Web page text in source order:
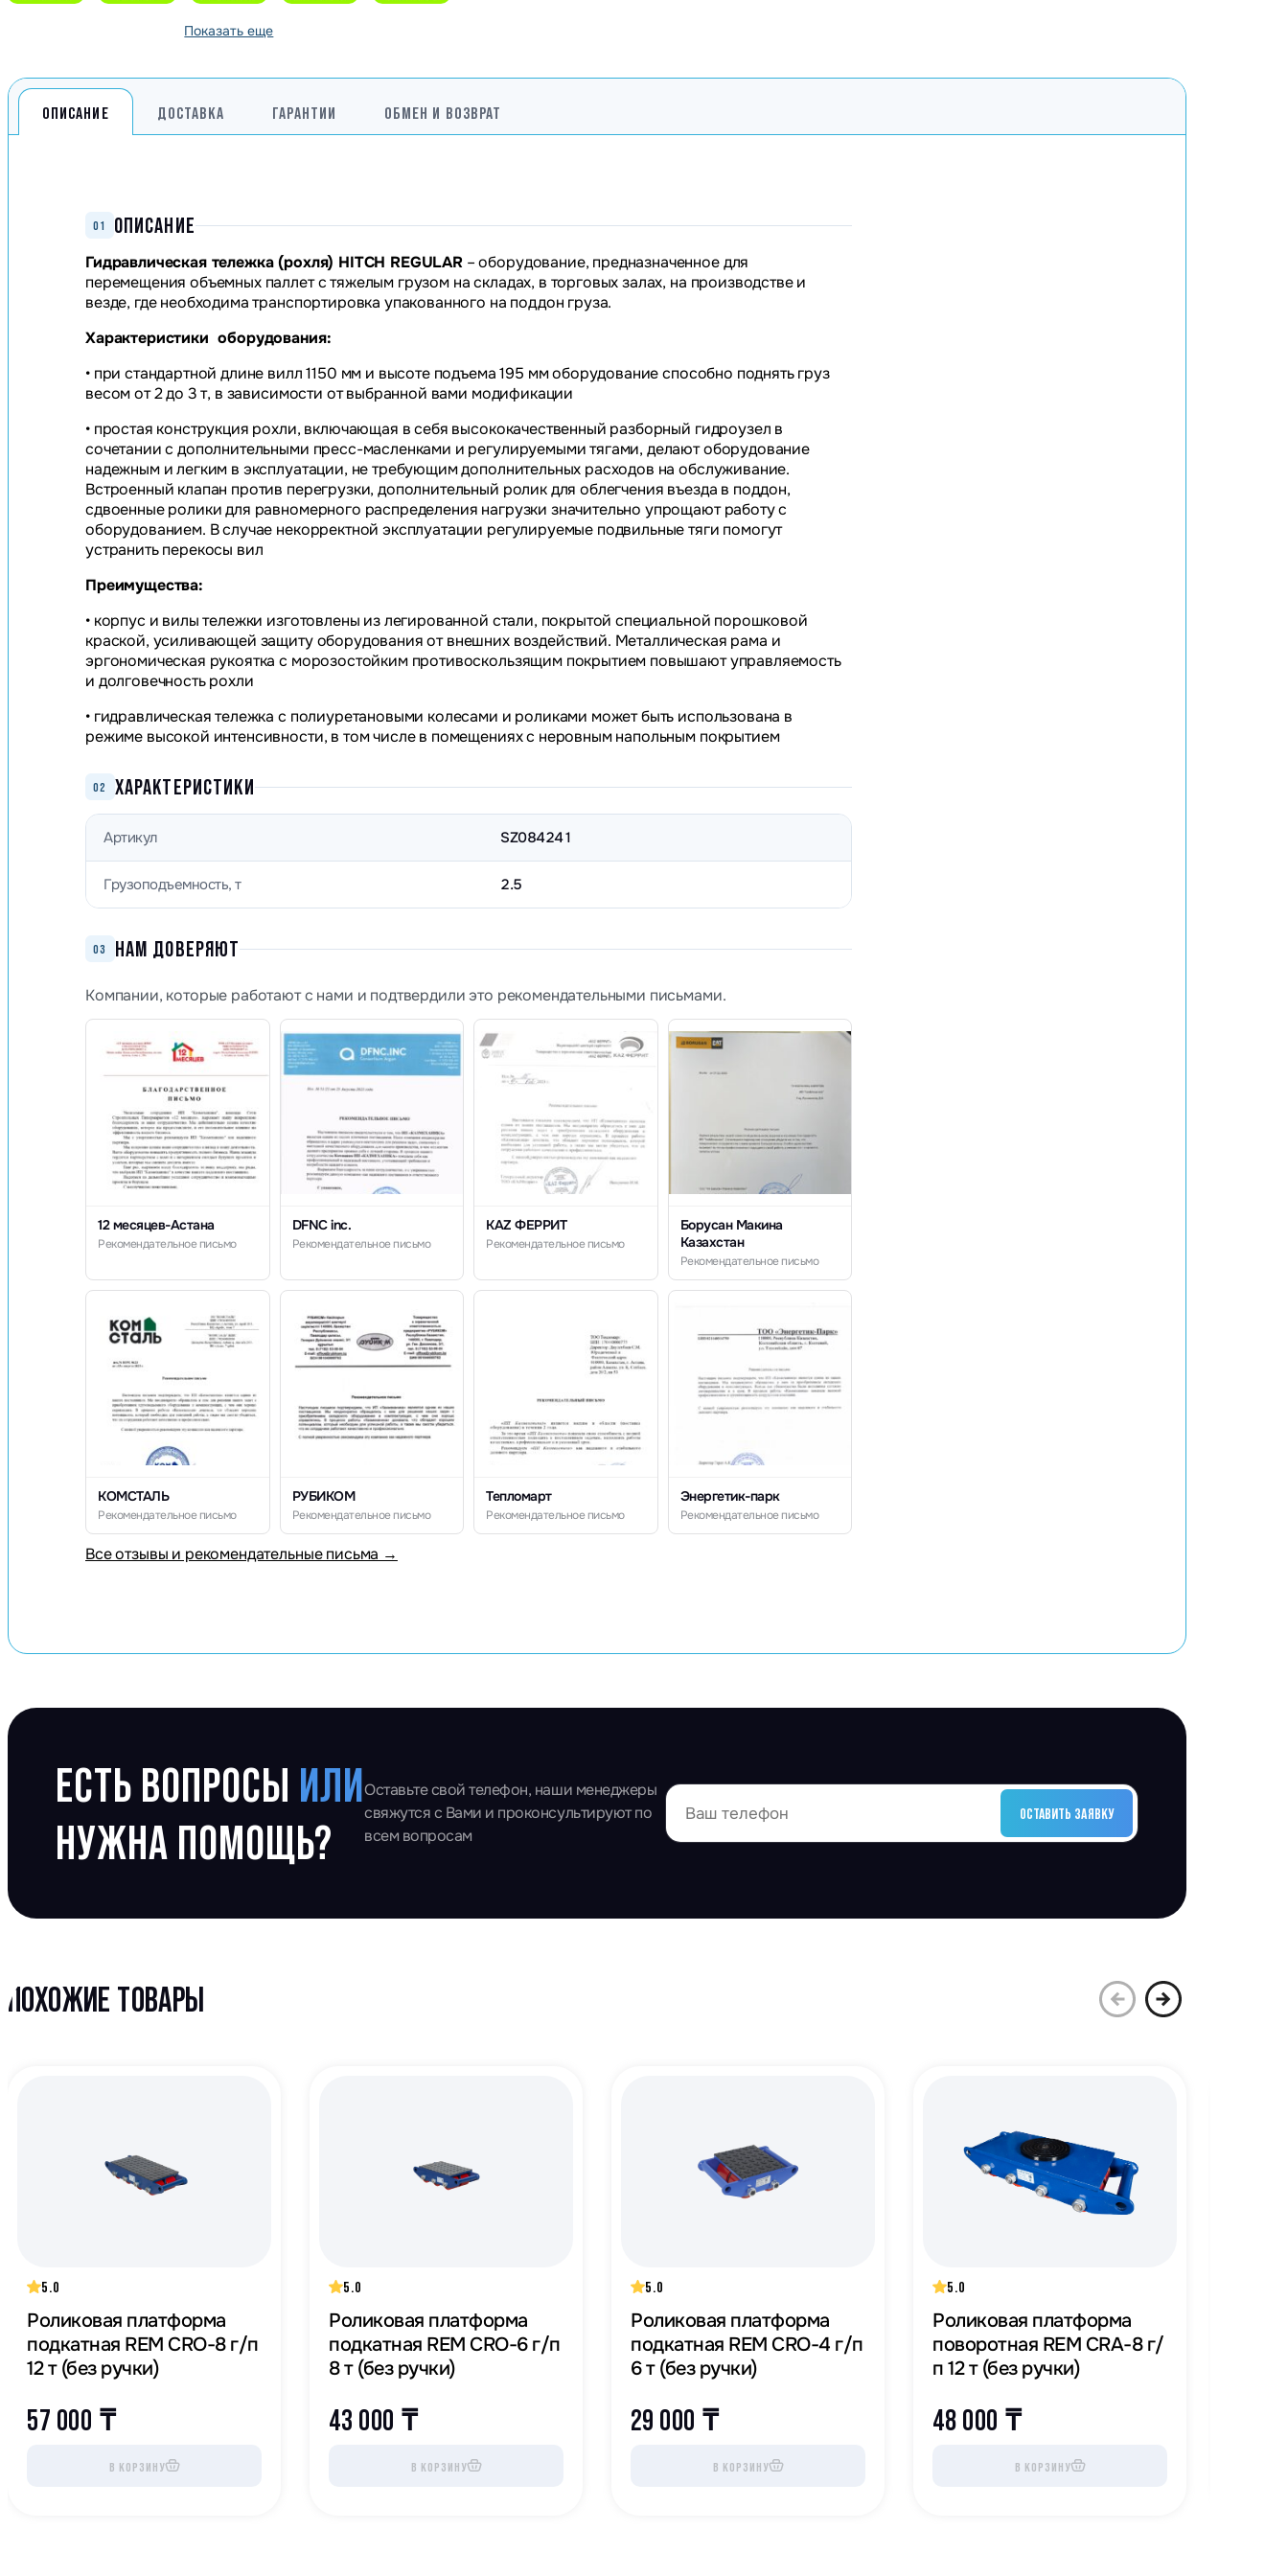
Показать еще
ОПИСАНИЕ ДОСТАВКА ГАРАНТИИ ОБМЕН И ВОЗВРАТ
01 ОПИСАНИЕ
Гидравлическая тележка (рохля) HITCH REGULAR– оборудование, предназначенное для
перемещения объемных паллет с тяжелым грузом на складах, в торговых залах, на производстве и
везде, где необходима транспортировка упакованного на поддон груза.
Характеристики оборудования:
• при стандартной длине вилл 1150 мм и высоте подъема 195 мм оборудование способно поднять груз
весом от 2 до 3 т, в зависимости от выбранной вами модификации
• простая конструкция рохли, включающая в себя высококачественный разборный гидроузел в
сочетании с дополнительными пресс-масленками и регулируемыми тягами, делают оборудование
надежным и легким в эксплуатации, не требующим дополнительных расходов на обслуживание.
Встроенный клапан против перегрузки, дополнительный ролик для облегчения въезда в поддон,
сдвоенные ролики для равномерного распределения нагрузки значительно упрощают работу с
оборудованием. В случае некорректной эксплуатации регулируемые подвильные тяги помогут
устранить перекосы вил
Преимущества:
• корпус и вилы тележки изготовлены из легированной стали, покрытой специальной порошковой
краской, усиливающей защиту оборудования от внешних воздействий. Металлическая рама и
эргономическая рукоятка с морозостойким противоскользящим покрытием повышают управляемость
и долговечность рохли
• гидравлическая тележка с полиуретановыми колесами и роликами может быть использована в
режиме высокой интенсивности, в том числе в помещениях с неровным напольным покрытием
02 ХАРАКТЕРИСТИКИ
Артикул SZ084241
Грузоподъемность, т 2.5
03 НАМ ДОВЕРЯЮТ
Компании, которые работают с нами и подтвердили это рекомендательными письмами.
12 месяцев-Астана
Рекомендательное письмо
DFNC inc.
Рекомендательное письмо
KAZ ФЕРРИТ
Рекомендательное письмо
Борусан Макина
Казахстан
Рекомендательное письмо
КОМСТАЛЬ
Рекомендательное письмо
РУБИКОМ
Рекомендательное письмо
Тепломарт
Рекомендательное письмо
Энергетик-парк
Рекомендательное письмо
Все отзывы и рекомендательные письма →
ЕСТЬ ВОПРОСЫ ИЛИ
НУЖНА ПОМОЩЬ?
Оставьте свой телефон, наши менеджеры
свяжутся с Вами и проконсультируют по
всем вопросам
ОСТАВИТЬ ЗАЯВКУ
ПОХОЖИЕ ТОВАРЫ
5.0
Роликовая платформа
подкатная REM CRO-8 г/п
12 т (без ручки)
57 000 ₸
В КОРЗИНУ
5.0
Роликовая платформа
подкатная REM CRO-6 г/п
8 т (без ручки)
43 000 ₸
В КОРЗИНУ
5.0
Роликовая платформа
подкатная REM CRO-4 г/п
6 т (без ручки)
29 000 ₸
В КОРЗИНУ
5.0
Роликовая платформа
поворотная REM CRA-8 г/
п 12 т (без ручки)
48 000 ₸
В КОРЗИНУ